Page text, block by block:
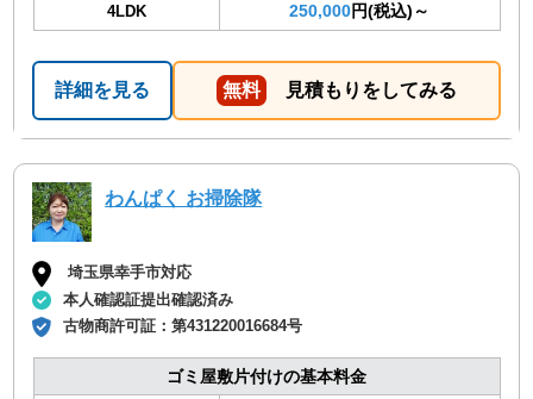
4LDK 250,000円(税込)～
詳細を見る 無料 見積もりをしてみる
わんぱく お掃除隊
埼玉県幸手市対応
本人確認証提出確認済み
古物商許可証：第431220016684号
ゴミ屋敷片付けの基本料金